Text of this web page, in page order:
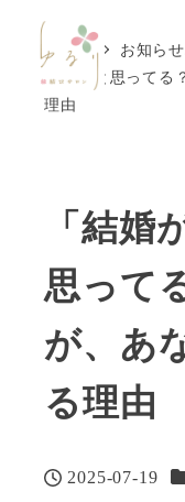
ホーム お知ら
ル」だと思ってる
理由
「結婚
思って
が、あ
る理由
投稿日
2025-07-19